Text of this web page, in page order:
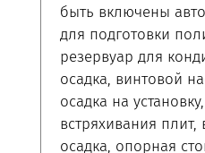
быть включены
для подготовки
резервуар для
осадка, винтовой
осадка на
встряхивания
осадка, опорная